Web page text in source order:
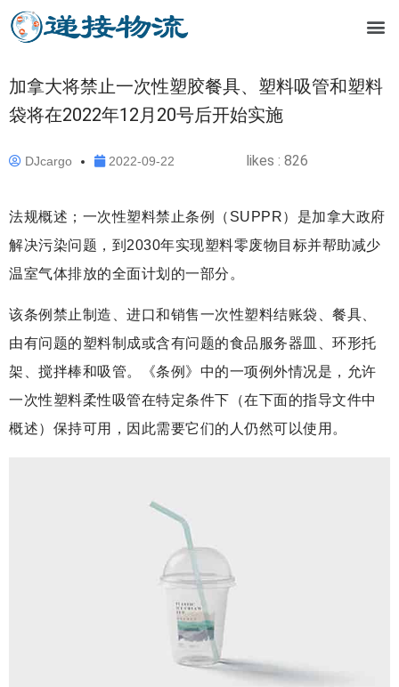
加拿大将禁止一次性塑胶餐具、塑料吸管和塑料
袋将在2022年12月20号后开始实施
DJcargo 2022-09-22 likes :826
法规概述；一次性塑料禁止条例（SUPPR）是加拿大政府
解决污染问题，到2030年实现塑料零废物目标并帮助减少
温室气体排放的全面计划的一部分。
该条例禁止制造、进口和销售一次性塑料结账袋、餐具、
由有问题的塑料制成或含有问题的食品服务器皿、环形托
架、搅拌棒和吸管。《条例》中的一项例外情况是，允许
一次性塑料柔性吸管在特定条件下（在下面的指导文件中
概述）保持可用，因此需要它们的人仍然可以使用。